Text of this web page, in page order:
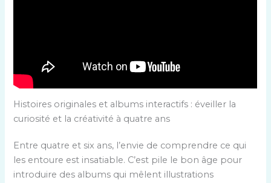
Histoires originales et albums interactifs : éveiller la
curiosité et la créativité à quatre ans
Entre quatre et six ans, l’envie de comprendre ce qui
les entoure est insatiable. C’est pile le bon âge pour
introduire des albums qui mêlent illustrations